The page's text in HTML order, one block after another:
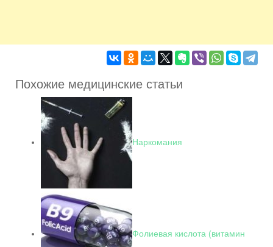
Похожие медицинские статьи
Наркомания
Фолиевая кислота (витамин